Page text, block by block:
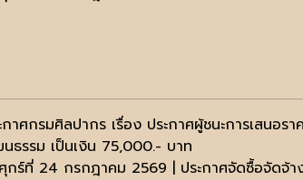
กาศกรมศิลปากร เรื่อง ประกาศผู้ชนะการเสนอ
ธรรม เป็นเงิน 75,000.- บาท
กร์ที่ 24 กรกฎาคม 2569 | ประกาศจัดซื้อจัดจ้า